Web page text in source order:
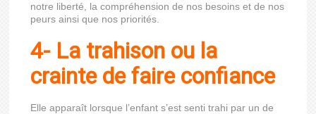
notre liberté, la compréhension de nos besoins et de nos
peurs ainsi que nos priorités.
4- La trahison ou la
crainte de faire confiance
Elle apparaît lorsque l’enfant s’est senti trahi par un de